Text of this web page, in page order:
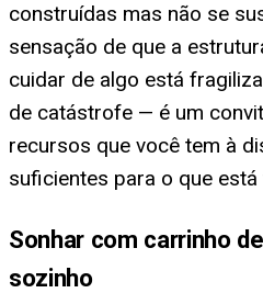
construídas mas não se
sensação de que a
cuidar de algo está
de catástrofe — é um
recursos que você tem à
suficientes para o que
Sonhar com carrinho
sozinho